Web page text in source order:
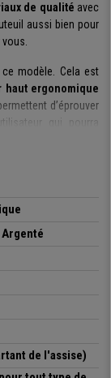
de qualité avec
aussi bien pour
modèle. Cela est
haut ergonomique
d’éprouver
qui pourra
assis.
l’extérieur de la
vers l’intérieur),
options selon
d'entretien et
fil du temps et à
une touche stylée
de l'assise)